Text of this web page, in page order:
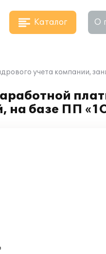
Каталог О
учета компании,
на базе ПП